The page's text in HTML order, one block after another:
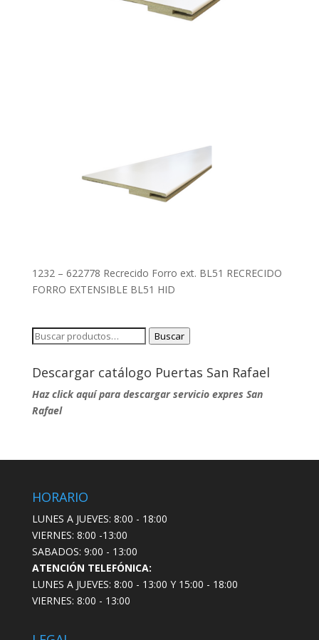
1232 – 622778 Recrecido Forro ext. BL51 RECRECIDO
FORRO EXTENSIBLE BL51 HID
Buscar
Buscar
Descargar catálogo Puertas San Rafael
Haz click aquí para descargar servicio expres San
Rafael
HORARIO
LUNES A JUEVES: 8:00 - 18:00
VIERNES: 8:00 -13:00
SABADOS: 9:00 - 13:00
ATENCIÓN TELEFÓNICA:
LUNES A JUEVES: 8:00 - 13:00 Y 15:00 - 18:00
VIERNES: 8:00 - 13:00